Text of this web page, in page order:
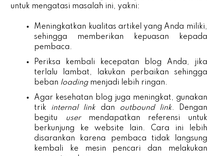
untuk mengatasi masalah ini, yakni:
Meningkatkan kualitas artikel yang Anda miliki,
sehingga memberikan kepuasan kepada
pembaca.
Periksa kembali kecepatan blog Anda, jika
terlalu lambat, lakukan perbaikan sehingga
beban loadingmenjadi lebih ringan.
Agar kesehatan blog juga meningkat, gunakan
trik internal link dan outbound link. Dengan
begitu
usermendapatkan referensi untuk
berkunjung ke website lain. Cara ini lebih
disarankan karena pembaca tidak langsung
kembali ke mesin pencari dan melakukan